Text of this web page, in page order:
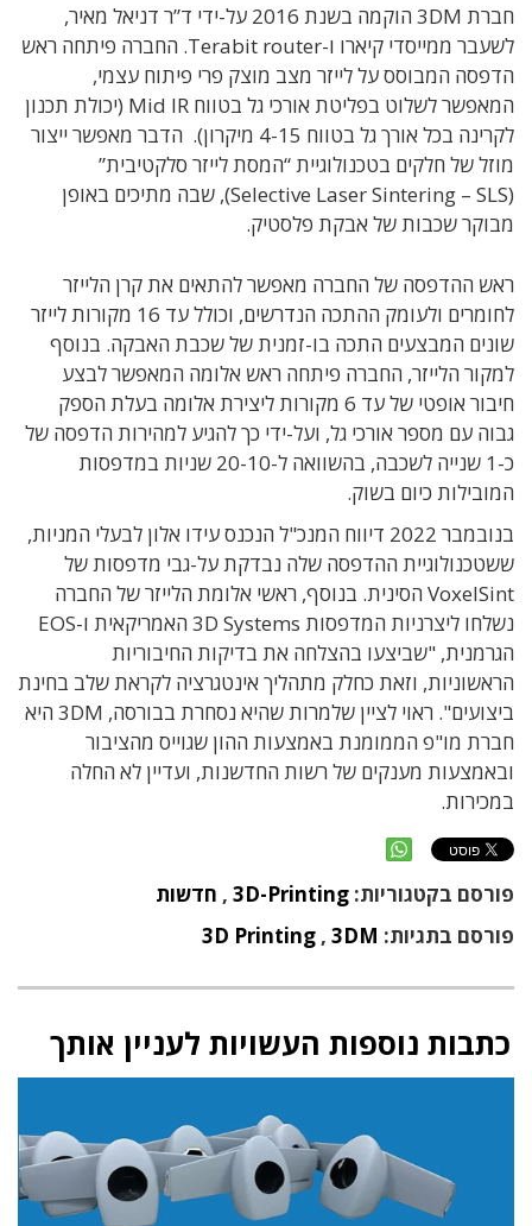
חברת 3DM הוקמה בשנת 2016 על-ידי ד”ר דניאל מאיר,
לשעבר ממייסדי קיארו ו-Terabit router. החברה פיתחה ראש
הדפסה המבוסס על לייזר מצב מוצק פרי פיתוח עצמי,
המאפשר לשלוט בפליטת אורכי גל בטווח Mid IR (יכולת תכנון
לקרינה בכל אורך גל בטווח 4-15 מיקרון). הדבר מאפשר ייצור
מוזל של חלקים בטכנולוגיית “המסת לייזר סלקטיבית”
(Selective Laser Sintering – SLS), שבה מתיכים באופן
מבוקר שכבות של אבקת פלסטיק.
ראש ההדפסה של החברה מאפשר להתאים את קרן הלייזר
לחומרים ולעומק ההתכה הנדרשים, וכולל עד 16 מקורות לייזר
שונים המבצעים התכה בו-זמנית של שכבת האבקה. בנוסף
למקור הלייזר, החברה פיתחה ראש אלומה המאפשר לבצע
חיבור אופטי של עד 6 מקורות ליצירת אלומה בעלת הספק
גבוה עם מספר אורכי גל, ועל-ידי כך להגיע למהירות הדפסה של
כ-1 שנייה לשכבה, בהשוואה ל-20-10 שניות במדפסות
המובילות כיום בשוק.
בנובמבר 2022 דיווח המנכ"ל הנכנס עידו אלון לבעלי המניות,
ששטכנולוגיית ההדפסה שלה נבדקת על-גבי מדפסות של
VoxelSint הסינית. בנוסף, ראשי אלומת הלייזר של החברה
נשלחו ליצרניות המדפסות 3D Systems האמריקאית ו-EOS
הגרמנית, "שביצעו בהצלחה את בדיקות החיבוריות
הראשוניות, וזאת כחלק מתהליך אינטגרציה לקראת שלב בחינת
ביצועים". ראוי לציין שלמרות שהיא נסחרת בבורסה, 3DM היא
חברת מו"פ הממומנת באמצעות ההון שגוייס מהציבור
ובאמצעות מענקים של רשות החדשנות, ועדיין לא החלה
במכירות.
פורסם בקטגוריות: 3D-Printing
, חדשות
פורסם בתגיות:
3D Printing , 3DM
כתבות נוספות העשויות לעניין אותך